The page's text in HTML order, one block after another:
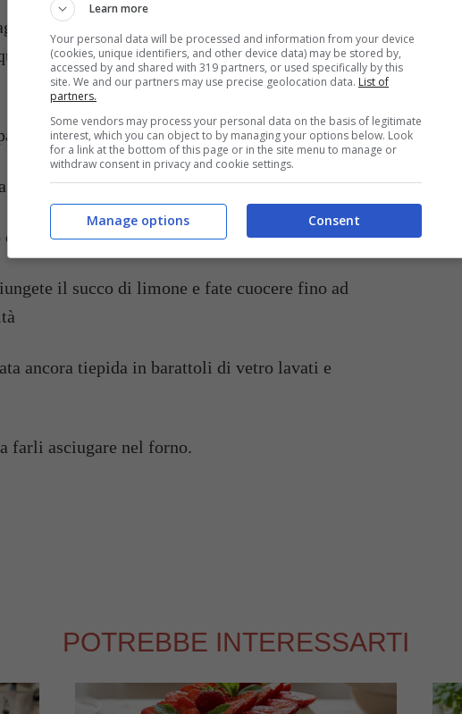
e fate sciogliere la polpa in una pentola di
a fuoco bassissimo e fino a quando non si sarà
al mulinello
acqua e lo zucchero dello stesso peso della polpa
il succo di limone e fate cuocere fino ad
ancora tiepida in barattoli di vetro lavati e
farli asciugare nel forno.
POTREBBE INTERESSARTI
Learn more
Your personal data will be processed and information from your device
(cookies, unique identifiers, and other device data) may be stored by,
accessed by and shared with 319 partners, or used specifically by this
site. We and our partners may use precise geolocation data. List of
partners.
Some vendors may process your personal data on the basis of legitimate
interest, which you can object to by managing your options below. Look
for a link at the bottom of this page or in the site menu to manage or
withdraw consent in privacy and cookie settings.
Consent
Manage options